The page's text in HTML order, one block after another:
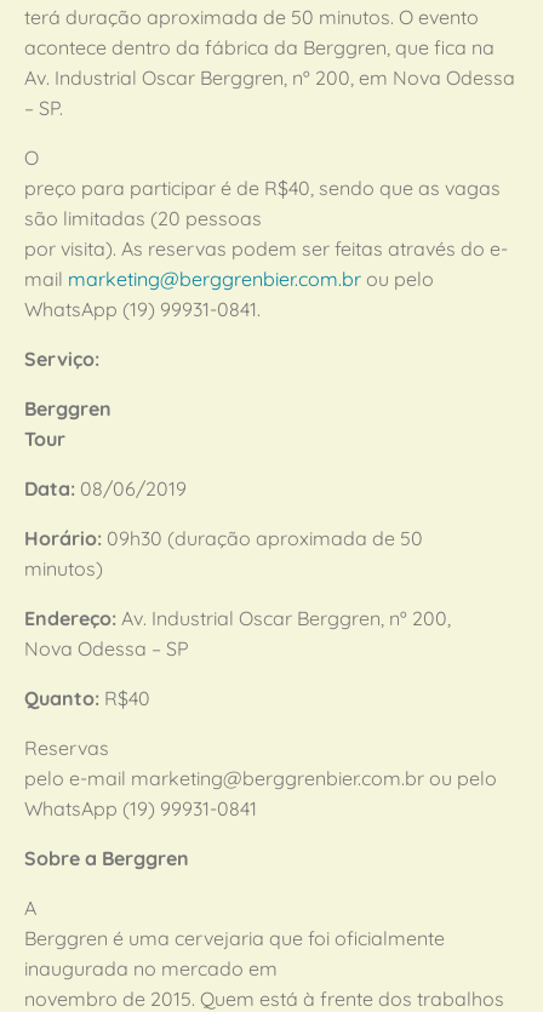
terá duração aproximada de 50 minutos. O evento
acontece dentro da fábrica da Berggren, que fica na
Av. Industrial Oscar Berggren, nº 200, em Nova Odessa
– SP.
O
preço para participar é de R$40, sendo que as vagas
são limitadas (20 pessoas
por visita). As reservas podem ser feitas através do e-
mail marketing@berggrenbier.com.br ou pelo
WhatsApp (19) 99931-0841.
Serviço:
Berggren
Tour
Data: 08/06/2019
Horário: 09h30 (duração aproximada de 50
minutos)
Endereço: Av. Industrial Oscar Berggren, nº 200,
Nova Odessa – SP
Quanto: R$40
Reservas
pelo e-mail marketing@berggrenbier.com.br ou pelo
WhatsApp (19) 99931-0841
Sobre a Berggren
A
Berggren é uma cervejaria que foi oficialmente
inaugurada no mercado em
novembro de 2015. Quem está à frente dos trabalhos